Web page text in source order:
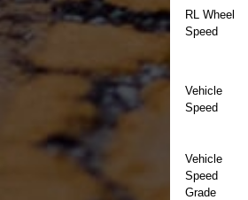
RL Wheel
Speed
Vehicle
Speed
Vehicle
Speed
Grade